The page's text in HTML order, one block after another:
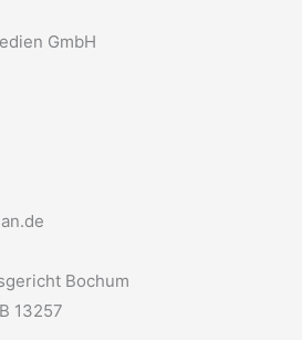
GmbH
Bochum
13257